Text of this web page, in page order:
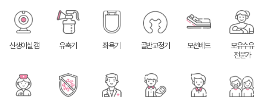
신생아실 캠 유축기 좌욕기 골반교정기 모션베드
모유수유
전문가